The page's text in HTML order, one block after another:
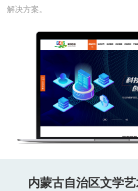
解决方案‌。
内蒙古自治区文学